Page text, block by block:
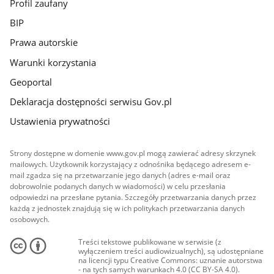
Profil zaufany
BIP
Prawa autorskie
Warunki korzystania
Geoportal
Deklaracja dostępności serwisu Gov.pl
Ustawienia prywatności
Strony dostępne w domenie www.gov.pl mogą zawierać adresy skrzynek
mailowych. Użytkownik korzystający z odnośnika będącego adresem e-
mail zgadza się na przetwarzanie jego danych (adres e-mail oraz
dobrowolnie podanych danych w wiadomości) w celu przesłania
odpowiedzi na przesłane pytania. Szczegóły przetwarzania danych przez
każdą z jednostek znajdują się w ich politykach przetwarzania danych
osobowych.
Treści tekstowe publikowane w serwisie (z
wyłączeniem treści audiowizualnych), są udostępniane
na licencji typu Creative Commons: uznanie autorstwa
- na tych samych warunkach 4.0 (CC BY-SA 4.0).